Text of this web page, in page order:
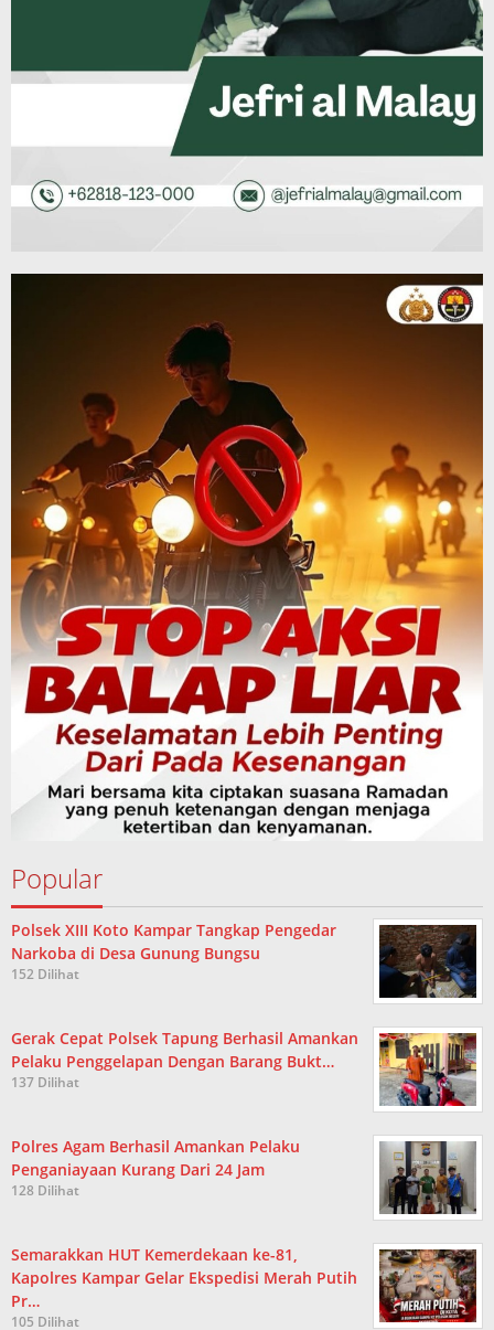
Popular
Polsek XIII Koto Kampar Tangkap Pengedar
Narkoba di Desa Gunung Bungsu
152 Dilihat
Gerak Cepat Polsek Tapung Berhasil Amankan
Pelaku Penggelapan Dengan Barang Bukt…
137 Dilihat
Polres Agam Berhasil Amankan Pelaku
Penganiayaan Kurang Dari 24 Jam
128 Dilihat
Semarakkan HUT Kemerdekaan ke-81,
Kapolres Kampar Gelar Ekspedisi Merah Putih
Pr…
105 Dilihat